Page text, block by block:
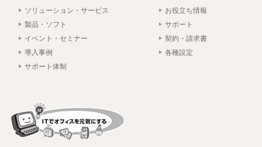
ソリューション・サービス
製品・ソフト
イベント・セミナー
導入事例
サポート体制
お役立ち情報
サポート
契約・請求書
各種設定